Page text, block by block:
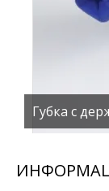
Губка с